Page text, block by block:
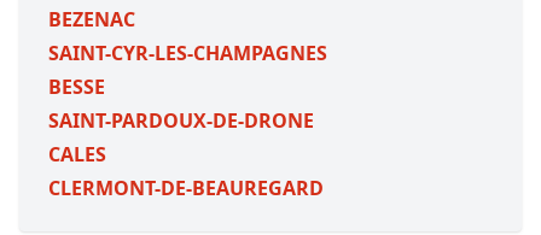
BEZENAC
SAINT-CYR-LES-CHAMPAGNES
BESSE
SAINT-PARDOUX-DE-DRONE
CALES
CLERMONT-DE-BEAUREGARD